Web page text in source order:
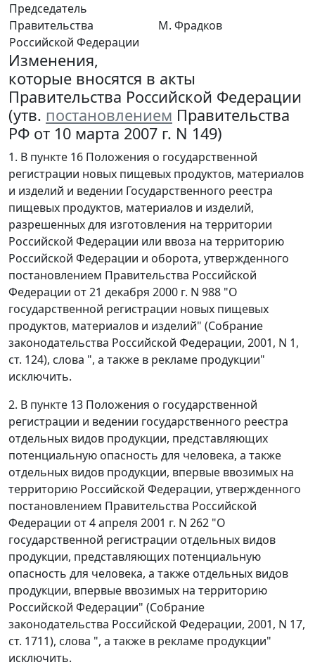
Председатель
Правительства
Российской Федерации
М. Фрадков
Изменения,
которые вносятся в акты
Правительства Российской Федерации
(утв. постановлением Правительства
РФ от 10 марта 2007 г. N 149)
1. В пункте 16 Положения о государственной
регистрации новых пищевых продуктов, материалов
и изделий и ведении Государственного реестра
пищевых продуктов, материалов и изделий,
разрешенных для изготовления на территории
Российской Федерации или ввоза на территорию
Российской Федерации и оборота, утвержденного
постановлением Правительства Российской
Федерации от 21 декабря 2000 г. N 988 "О
государственной регистрации новых пищевых
продуктов, материалов и изделий" (Собрание
законодательства Российской Федерации, 2001, N 1,
ст. 124), слова ", а также в рекламе продукции"
исключить.
2. В пункте 13 Положения о государственной
регистрации и ведении государственного реестра
отдельных видов продукции, представляющих
потенциальную опасность для человека, а также
отдельных видов продукции, впервые ввозимых на
территорию Российской Федерации, утвержденного
постановлением Правительства Российской
Федерации от 4 апреля 2001 г. N 262 "О
государственной регистрации отдельных видов
продукции, представляющих потенциальную
опасность для человека, а также отдельных видов
продукции, впервые ввозимых на территорию
Российской Федерации" (Собрание
законодательства Российской Федерации, 2001, N 17,
ст. 1711), слова ", а также в рекламе продукции"
исключить.